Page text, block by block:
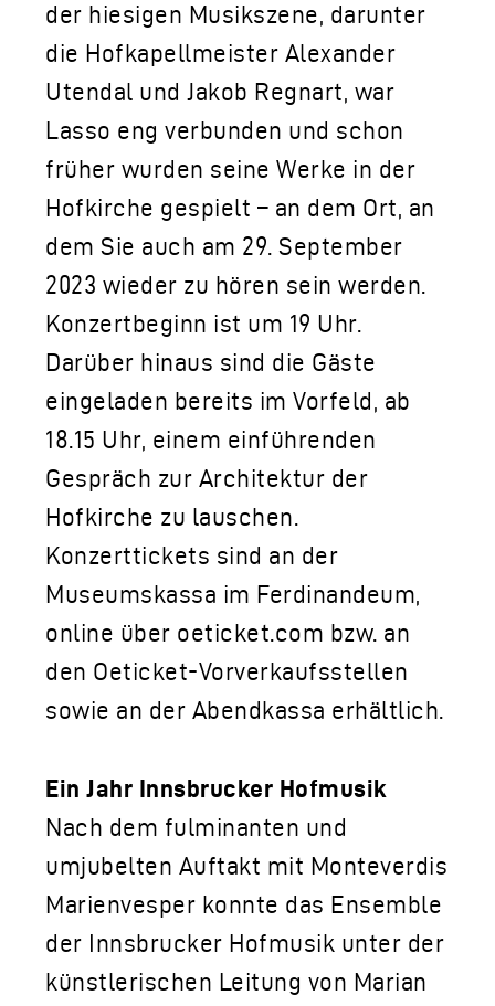
der hiesigen Musikszene, darunter
die Hofkapellmeister Alexander
Utendal und Jakob Regnart, war
Lasso eng verbunden und schon
früher wurden seine Werke in der
Hofkirche gespielt – an dem Ort, an
dem Sie auch am 29. September
2023 wieder zu hören sein werden.
Konzertbeginn ist um 19 Uhr.
Darüber hinaus sind die Gäste
eingeladen bereits im Vorfeld, ab
18.15 Uhr, einem einführenden
Gespräch zur Architektur der
Hofkirche zu lauschen.
Konzerttickets sind an der
Museumskassa im Ferdinandeum,
online über oeticket.com bzw. an
den Oeticket-Vorverkaufsstellen
sowie an der Abendkassa erhältlich.
Ein Jahr Innsbrucker Hofmusik
Nach dem fulminanten und
umjubelten Auftakt mit Monteverdis
Marienvesper konnte das Ensemble
der Innsbrucker Hofmusik unter der
künstlerischen Leitung von Marian